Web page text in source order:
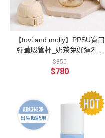
【tovi and molly】PPSU寬口
彈蓋吸管杯_奶茶兔好運280
ml
$850
$780